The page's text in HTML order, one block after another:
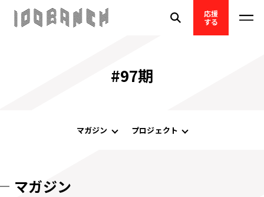
応援
する
#97期
マガジン プロジェクト
マガジン